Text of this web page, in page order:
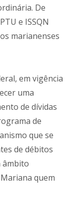
De
e ISSQN
marianenses
em vigência
uma
de dívidas
de
que se
de débitos
âmbito
quem